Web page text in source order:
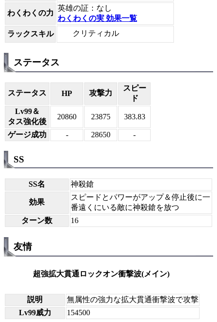
わくわくの力
英雄の証：なし
わくわくの実 効果一覧
ラックスキル
クリティカル
ステータス
ステータス HP 攻撃力
スピー
ド
Lv99＆
タス強化後
20860 23875 383.83
ゲージ成功 - 28650 -
SS
SS名 神殺鎗
効果
スピードとパワーがアップ＆停止後に一
番遠くにいる敵に神殺鎗を放つ
ターン数
16
友情
超強拡大貫通ロックオン衝撃波(メイン)
説明
無属性の強力な拡大貫通衝撃波で攻撃
Lv99威力
154500